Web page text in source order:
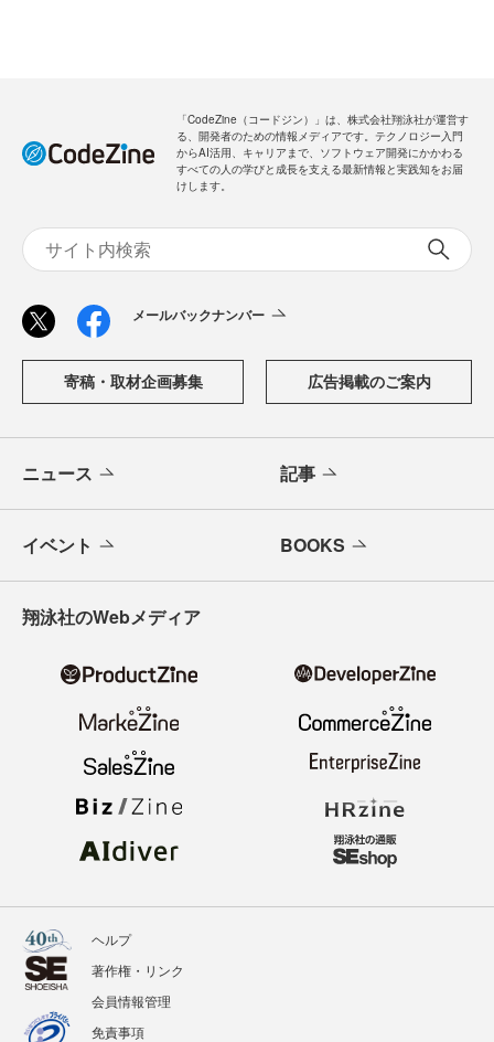
「CodeZine（コードジン）」は、株式会社翔泳社が運営す
る、開発者のための情報メディアです。テクノロジー入門
からAI活用、キャリアまで、ソフトウェア開発にかかわる
すべての人の学びと成長を支える最新情報と実践知をお届
けします。
メールバックナンバー
寄稿・取材企画募集 広告掲載のご案内
ニュース 記事
イベント BOOKS
翔泳社のWebメディア
ヘルプ
著作権・リンク
会員情報管理
免責事項